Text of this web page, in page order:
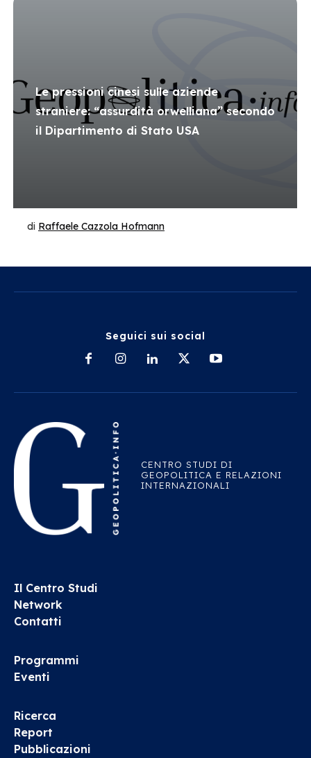
Le pressioni cinesi sulle aziende
straniere: “assurdità orwelliana” secondo
il Dipartimento di Stato USA
di Raffaele Cazzola Hofmann
Seguici sui social
CENTRO STUDI DI
GEOPOLITICA E RELAZIONI
INTERNAZIONALI
Il Centro Studi
Network
Contatti
Programmi
Eventi
Ricerca
Report
Pubblicazioni